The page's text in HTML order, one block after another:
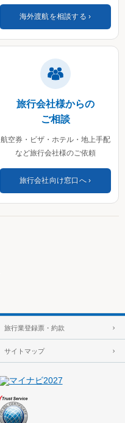
海外渡航を相談する
旅行会社様からの
ご相談
航空券・ビザ・ホテル・地上手配
など旅行会社様のご依頼
旅行会社向け窓口へ
旅行業登録票・約款
サイトマップ